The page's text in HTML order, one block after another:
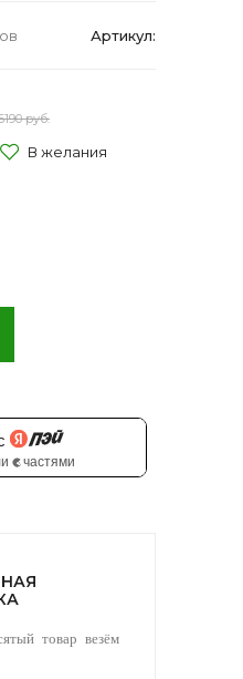
Артикул:
руб.
товар везём